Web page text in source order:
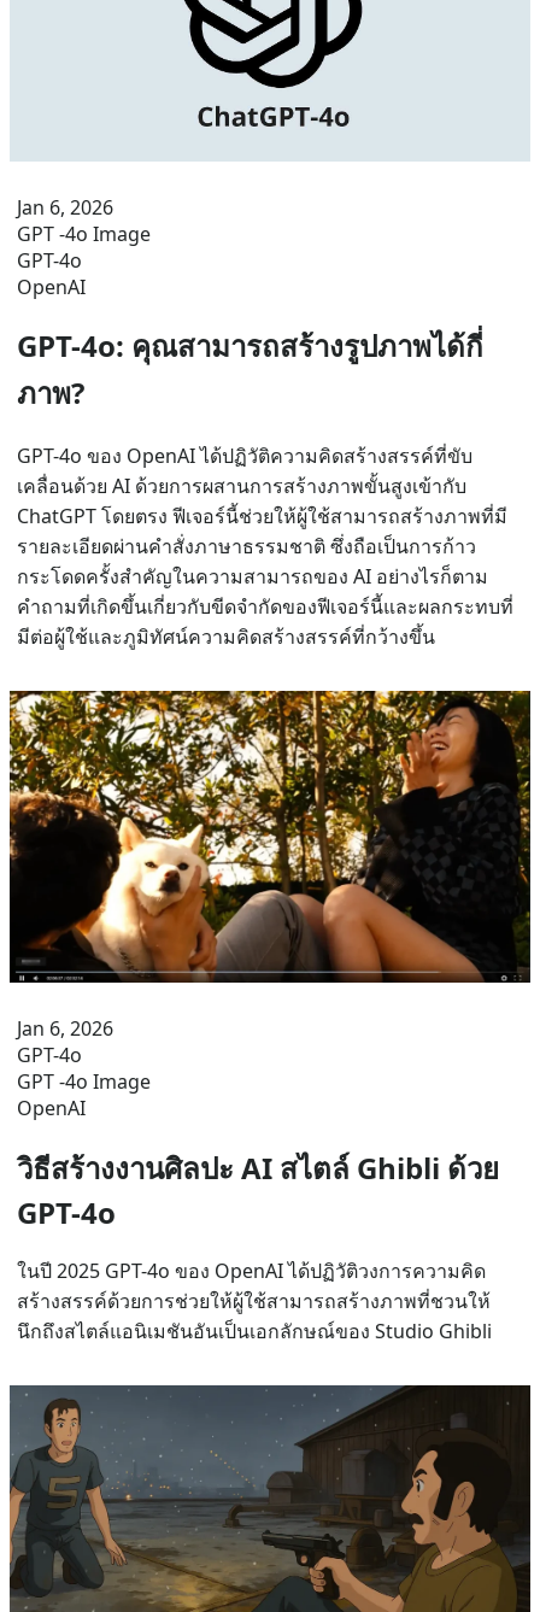
Jan 6, 2026
GPT -4o Image
GPT-4o
OpenAI
GPT-4o: คุณสามารถสร้างรูปภาพได้กี่
ภาพ?
GPT-4o ของ OpenAI ได้ปฏิวัติความคิดสร้างสรรค์ที่ขับ
เคลื่อนด้วย AI ด้วยการผสานการสร้างภาพขั้นสูงเข้ากับ
ChatGPT โดยตรง ฟีเจอร์นี้ช่วยให้ผู้ใช้สามารถสร้างภาพที่มี
รายละเอียดผ่านคำสั่งภาษาธรรมชาติ ซึ่งถือเป็นการก้าว
กระโดดครั้งสำคัญในความสามารถของ AI อย่างไรก็ตาม
คำถามที่เกิดขึ้นเกี่ยวกับขีดจำกัดของฟีเจอร์นี้และผลกระทบที่
มีต่อผู้ใช้และภูมิทัศน์ความคิดสร้างสรรค์ที่กว้างขึ้น
Jan 6, 2026
GPT-4o
GPT -4o Image
OpenAI
วิธีสร้างงานศิลปะ AI สไตล์ Ghibli ด้วย
GPT-4o
ในปี 2025 GPT-4o ของ OpenAI ได้ปฏิวัติวงการความคิด
สร้างสรรค์ด้วยการช่วยให้ผู้ใช้สามารถสร้างภาพที่ชวนให้
นึกถึงสไตล์แอนิเมชันอันเป็นเอกลักษณ์ของ Studio Ghibli